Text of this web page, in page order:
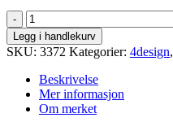
Wave
P37,5
antall
Legg i handlekurv
SKU: 3372 Kategorier: 4design,
Beskrivelse
Mer informasjon
Om merket